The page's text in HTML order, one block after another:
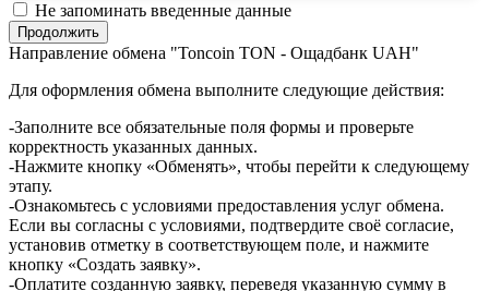
Не запоминать введенные данные
Направление обмена "Toncoin TON - Ощадбанк UAH"
Для оформления обмена выполните следующие действия:
-Заполните все обязательные поля формы и проверьте
корректность указанных данных.
-Нажмите кнопку «Обменять», чтобы перейти к следующему
этапу.
-Ознакомьтесь с условиями предоставления услуг обмена.
Если вы согласны с условиями, подтвердите своё согласие,
установив отметку в соответствующем поле, и нажмите
кнопку «Создать заявку».
-Оплатите созданную заявку, переведя указанную сумму в